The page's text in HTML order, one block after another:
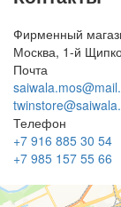
Фирменный
Москва, 1-й
Почта
Телефон
+7 916 885 30 54
+7 985 157 55 66